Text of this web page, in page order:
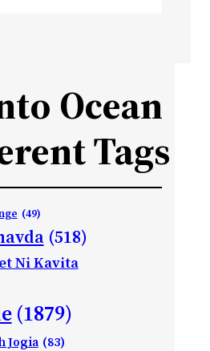
Ocean
Tags
(49)
(518)
Ni Kavita
(1879)
Jogia (83)